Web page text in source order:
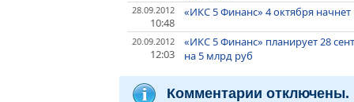
28.09.2012
10:48
«ИКС 5 Финанс» 4 октября
20.09.2012
12:03
«ИКС 5 Финанс» планирует 28
на 5 млрд руб
Комментарии отключены.